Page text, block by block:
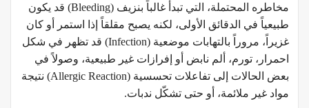
مخاطره المحتملة، التي تبدأ غالباً بنزيف (Bleeding) قد يكون
طبيعياً في الدقائق الأولى، لكنه يصبح مقلقاً إذا استمر أو كان
غزيراً، مروراً بالتهابات موضعية (Infection) قد تظهر في شكل
احمرار، تورم، ألم نابض أو إفرازات غير طبيعية، وصولاً في
بعض الحالات إلى تفاعلات تحسسية (Allergic Reaction) نتيجة
مواد غير ملائمة، أو حتى تشكّل ندبات.